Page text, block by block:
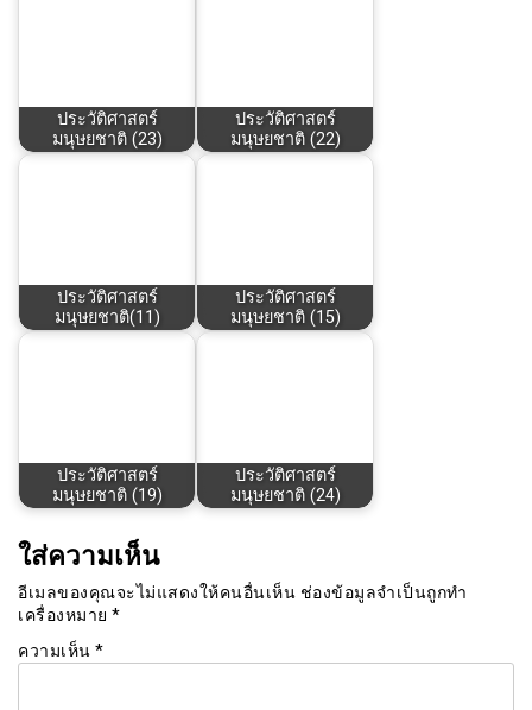
ประวัติศาสตร์
มนุษยชาติ (23)
ประวัติศาสตร์
มนุษยชาติ (22)
ประวัติศาสตร์
มนุษยชาติ(11)
ประวัติศาสตร์
มนุษยชาติ (15)
ประวัติศาสตร์
มนุษยชาติ (19)
ประวัติศาสตร์
มนุษยชาติ (24)
ใส่ความเห็น
อีเมลของคุณจะไม่แสดงให้คนอื่นเห็น ช่องข้อมูลจำเป็นถูกทำ
เครื่องหมาย *
ความเห็น *